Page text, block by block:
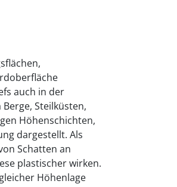
auch in der
Steilküsten,
Höhenschichten,
dargestellt. Als
Schatten an
plastischer wirken.
Höhenlage